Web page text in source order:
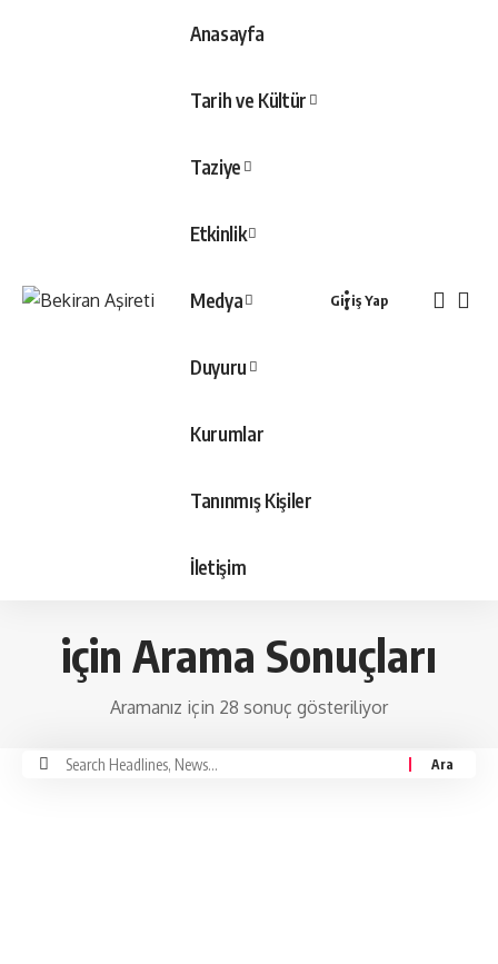
Anasayfa
Tarih ve Kültür
Taziye
Etkinlik
Medya
Duyuru
Kurumlar
Tanınmış Kişiler
İletişim
Giriş Yap
için Arama Sonuçları
Aramanız için 28 sonuç gösteriliyor
Ara: